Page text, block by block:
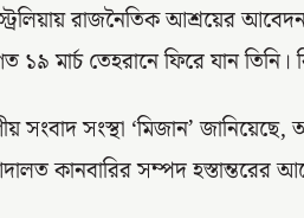
রাজনৈতিক আশ্রয়ের
১৯ মার্চ তেহরানে ফিরে যান
সংবাদ সংস্থা ‘মিজান’
কানবারির সম্পদ হস্তান্তরের